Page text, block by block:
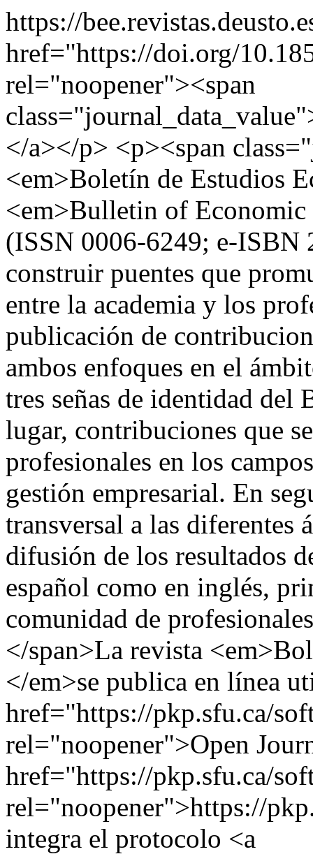
https://
href="https://doi.org/
rel="noopener"><span
</a></p> <p><span
<em>Boletín de Estudios
<em>Bulletin of
(ISSN 0006-6249; e-ISBN
construir puentes que
entre la academia y los
publicación de
ambos enfoques en el
tres señas de identidad del
lugar, contribuciones que
profesionales en los
gestión empresarial. En
transversal a las diferentes
difusión de los resultados
español como en inglés,
comunidad de
</span>La revista
</em>se publica en línea
href="https://pkp.sfu.ca/
rel="noopener">Open
href="https://pkp.sfu.ca/
rel="noopener">https://
integra el protocolo <a